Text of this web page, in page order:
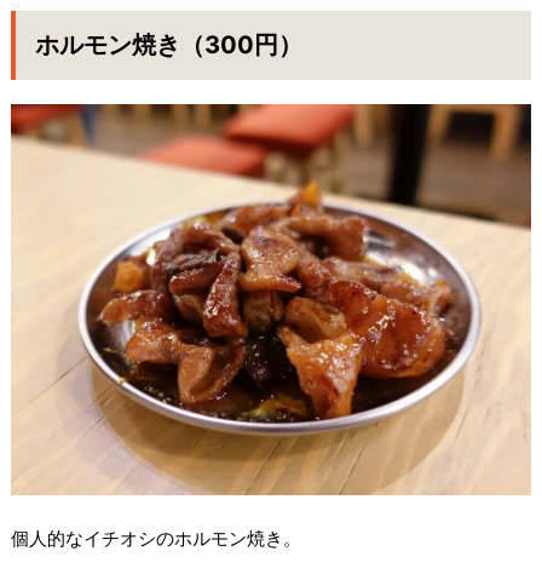
ホルモン焼き（300円）
個人的なイチオシのホルモン焼き。